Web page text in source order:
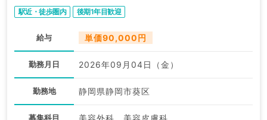
駅近・徒歩圏内 後期1年目歓迎
給与 単価90,000円
勤務月日 2026年09月04日（金）
勤務地 静岡県静岡市葵区
募集科目 美容外科、美容皮膚科